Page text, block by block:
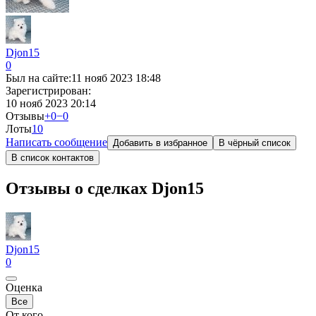
Djon15
0
Был на сайте:11 нояб 2023 18:48
Зарегистрирован:
10 нояб 2023 20:14
Отзывы+0−0
Лоты10
Написать сообщение Добавить в избранное
В чёрный список
В список контактов
Отзывы о сделках Djon15
Djon15
0
Оценка
Все